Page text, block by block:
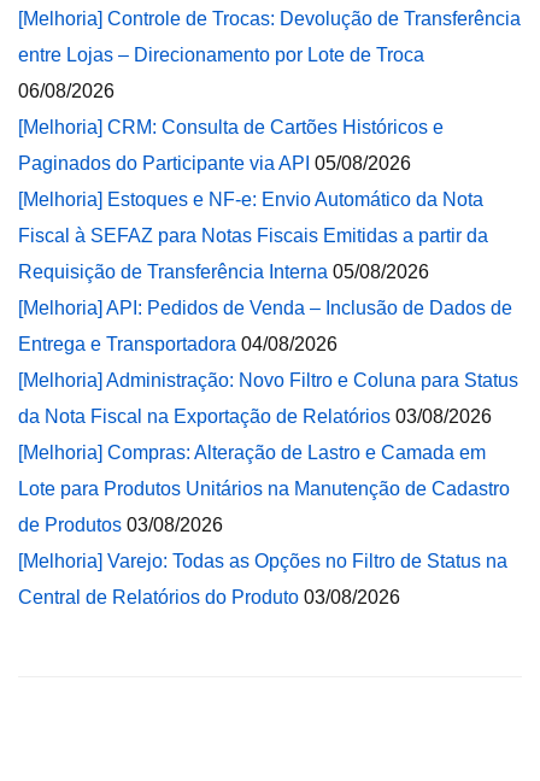
[Melhoria] Controle de Trocas: Devolução de Transferência
entre Lojas – Direcionamento por Lote de Troca
06/08/2026
[Melhoria] CRM: Consulta de Cartões Históricos e
Paginados do Participante via API 05/08/2026
[Melhoria] Estoques e NF-e: Envio Automático da Nota
Fiscal à SEFAZ para Notas Fiscais Emitidas a partir da
Requisição de Transferência Interna 05/08/2026
[Melhoria] API: Pedidos de Venda – Inclusão de Dados de
Entrega e Transportadora 04/08/2026
[Melhoria] Administração: Novo Filtro e Coluna para Status
da Nota Fiscal na Exportação de Relatórios 03/08/2026
[Melhoria] Compras: Alteração de Lastro e Camada em
Lote para Produtos Unitários na Manutenção de Cadastro
de Produtos 03/08/2026
[Melhoria] Varejo: Todas as Opções no Filtro de Status na
Central de Relatórios do Produto 03/08/2026